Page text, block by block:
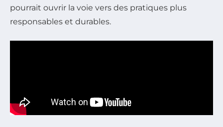
pourrait ouvrir la voie vers des pratiques plus
responsables et durables.